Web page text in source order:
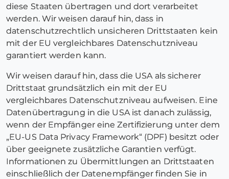
diese Staaten übertragen und dort verarbeitet
werden. Wir weisen darauf hin, dass in
datenschutzrechtlich unsicheren Drittstaaten kein
mit der EU vergleichbares Datenschutzniveau
garantiert werden kann.
Wir weisen darauf hin, dass die USA als sicherer
Drittstaat grundsätzlich ein mit der EU
vergleichbares Datenschutzniveau aufweisen. Eine
Datenübertragung in die USA ist danach zulässig,
wenn der Empfänger eine Zertifizierung unter dem
„EU-US Data Privacy Framework“ (DPF) besitzt oder
über geeignete zusätzliche Garantien verfügt.
Informationen zu Übermittlungen an Drittstaaten
einschließlich der Datenempfänger finden Sie in